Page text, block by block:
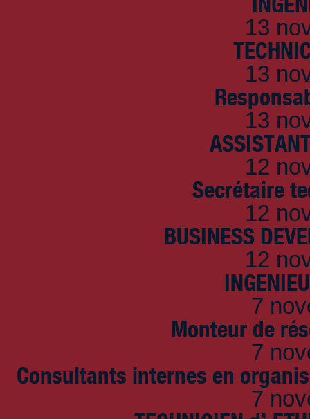
13
13
13
12
Secrétaire
12
BUSINESS
12
7
Monteur de
7
Consultants internes en
7